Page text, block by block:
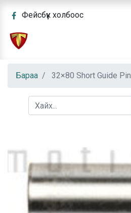
Фейсбүүк холбоос
Бараа 32×80 Short Guide Pin